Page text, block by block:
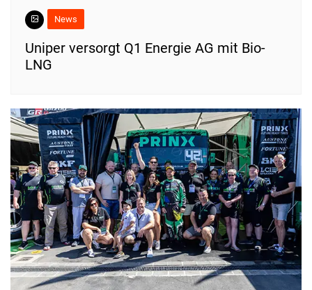
News
Uniper versorgt Q1 Energie AG mit Bio-
LNG